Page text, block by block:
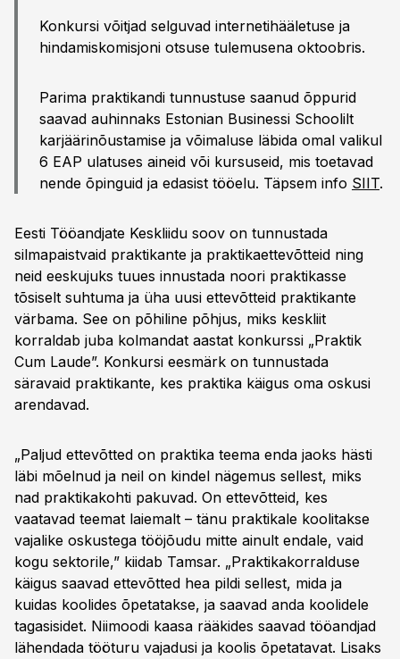
Konkursi võitjad selguvad internetihääletuse ja
hindamiskomisjoni otsuse tulemusena oktoobris.
Parima praktikandi tunnustuse saanud õppurid
saavad auhinnaks Estonian Businessi Schoolilt
karjäärinõustamise ja võimaluse läbida omal valikul
6 EAP ulatuses aineid või kursuseid, mis toetavad
nende õpinguid ja edasist tööelu. Täpsem info SIIT.
Eesti Tööandjate Keskliidu soov on tunnustada
silmapaistvaid praktikante ja praktikaettevõtteid ning
neid eeskujuks tuues innustada noori praktikasse
tõsiselt suhtuma ja üha uusi ettevõtteid praktikante
värbama. See on põhiline põhjus, miks keskliit
korraldab juba kolmandat aastat konkurssi „Praktik
Cum Laude”. Konkursi eesmärk on tunnustada
säravaid praktikante, kes praktika käigus oma oskusi
arendavad.
„Paljud ettevõtted on praktika teema enda jaoks hästi
läbi mõelnud ja neil on kindel nägemus sellest, miks
nad praktikakohti pakuvad. On ettevõtteid, kes
vaatavad teemat laiemalt – tänu praktikale koolitakse
vajalike oskustega tööjõudu mitte ainult endale, vaid
kogu sektorile,” kiidab Tamsar. „Praktikakorralduse
käigus saavad ettevõtted hea pildi sellest, mida ja
kuidas koolides õpetatakse, ja saavad anda koolidele
tagasisidet. Niimoodi kaasa rääkides saavad tööandjad
lähendada tööturu vajadusi ja koolis õpetatavat. Lisaks